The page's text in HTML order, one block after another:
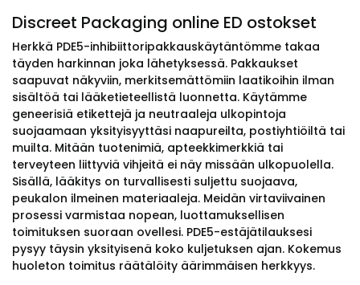
Discreet Packaging online ED ostokset
Herkkä PDE5-inhibiittoripakkauskäytäntömme takaa
täyden harkinnan joka lähetyksessä. Pakkaukset
saapuvat näkyviin, merkitsemättömiin laatikoihin ilman
sisältöä tai lääketieteellistä luonnetta. Käytämme
geneerisiä etikettejä ja neutraaleja ulkopintoja
suojaamaan yksityisyyttäsi naapureilta, postiyhtiöiltä tai
muilta. Mitään tuotenimiä, apteekkimerkkiä tai
terveyteen liittyviä vihjeitä ei näy missään ulkopuolella.
Sisällä, lääkitys on turvallisesti suljettu suojaava,
peukalon ilmeinen materiaaleja. Meidän virtaviivainen
prosessi varmistaa nopean, luottamuksellisen
toimituksen suoraan ovellesi. PDE5-estäjätilauksesi
pysyy täysin yksityisenä koko kuljetuksen ajan. Kokemus
huoleton toimitus räätälöity äärimmäisen herkkyys.